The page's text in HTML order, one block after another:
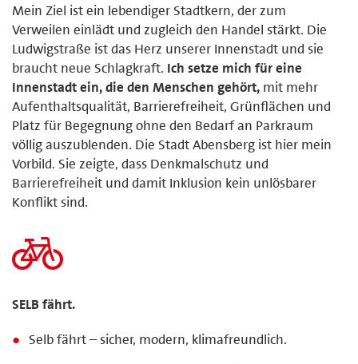
Mein Ziel ist ein lebendiger Stadtkern, der zum
Verweilen einlädt und zugleich den Handel stärkt. Die
Ludwigstraße ist das Herz unserer Innenstadt und sie
braucht neue Schlagkraft. Ich setze mich für eine
Innenstadt ein, die den Menschen gehört, mit mehr
Aufenthaltsqualität, Barrierefreiheit, Grünflächen und
Platz für Begegnung ohne den Bedarf an Parkraum
völlig auszublenden. Die Stadt Abensberg ist hier mein
Vorbild. Sie zeigte, dass Denkmalschutz und
Barrierefreiheit und damit Inklusion kein unlösbarer
Konflikt sind.
SELB fährt.
Selb fährt – sicher, modern, klimafreundlich.